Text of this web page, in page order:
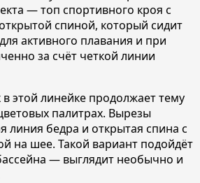
— топ спортивного кроя с
спиной, который сидит
активного плавания и при
за счёт четкой линии
этой линейке продолжает тему
палитрах. Вырезы
линия бедра и открытая спина с
на шее. Такой вариант подойдёт
— выглядит необычно и